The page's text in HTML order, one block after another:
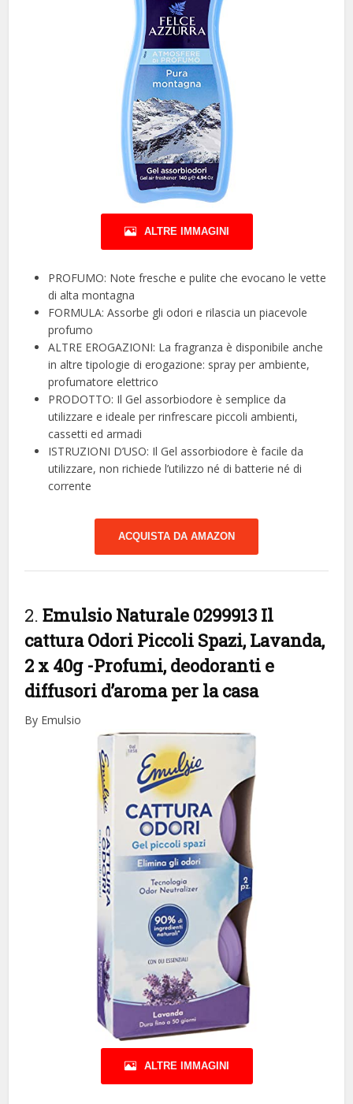
ALTRE IMMAGINI
PROFUMO: Note fresche e pulite che evocano le vette
di alta montagna
FORMULA: Assorbe gli odori e rilascia un piacevole
profumo
ALTRE EROGAZIONI: La fragranza è disponibile anche
in altre tipologie di erogazione: spray per ambiente,
profumatore elettrico
PRODOTTO: Il Gel assorbiodore è semplice da
utilizzare e ideale per rinfrescare piccoli ambienti,
cassetti ed armadi
ISTRUZIONI D’USO: Il Gel assorbiodore è facile da
utilizzare, non richiede l’utilizzo né di batterie né di
corrente
ACQUISTA DA AMAZON
2.Emulsio Naturale 0299913 Il
cattura Odori Piccoli Spazi, Lavanda,
2 x 40g -Profumi, deodoranti e
diffusori d’aroma per la casa
By Emulsio
ALTRE IMMAGINI